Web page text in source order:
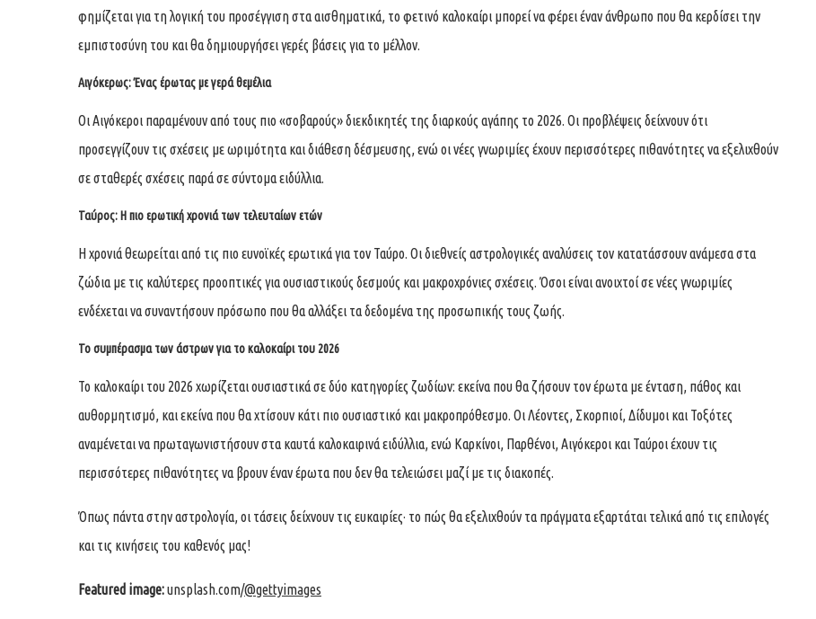
φημίζεται για τη λογική του προσέγγιση στα αισθηματικά, το φετινό καλοκαίρι μπορεί να φέρει έναν άνθρωπο που θα κερδίσει την
εμπιστοσύνη του και θα δημιουργήσει γερές βάσεις για το μέλλον.
Αιγόκερως: Ένας έρωτας με γερά θεμέλια
Οι Αιγόκεροι παραμένουν από τους πιο «σοβαρούς» διεκδικητές της διαρκούς αγάπης το 2026. Οι προβλέψεις δείχνουν ότι
προσεγγίζουν τις σχέσεις με ωριμότητα και διάθεση δέσμευσης, ενώ οι νέες γνωριμίες έχουν περισσότερες πιθανότητες να εξελιχθούν
σε σταθερές σχέσεις παρά σε σύντομα ειδύλλια.
Ταύρος: Η πιο ερωτική χρονιά των τελευταίων ετών
Η χρονιά θεωρείται από τις πιο ευνοϊκές ερωτικά για τον Ταύρο. Οι διεθνείς αστρολογικές αναλύσεις τον κατατάσσουν ανάμεσα στα
ζώδια με τις καλύτερες προοπτικές για ουσιαστικούς δεσμούς και μακροχρόνιες σχέσεις. Όσοι είναι ανοιχτοί σε νέες γνωριμίες
ενδέχεται να συναντήσουν πρόσωπο που θα αλλάξει τα δεδομένα της προσωπικής τους ζωής.
Το συμπέρασμα των άστρων για το καλοκαίρι του 2026
Το καλοκαίρι του 2026 χωρίζεται ουσιαστικά σε δύο κατηγορίες ζωδίων: εκείνα που θα ζήσουν τον έρωτα με ένταση, πάθος και
αυθορμητισμό, και εκείνα που θα χτίσουν κάτι πιο ουσιαστικό και μακροπρόθεσμο. Οι Λέοντες, Σκορπιοί, Δίδυμοι και Τοξότες
αναμένεται να πρωταγωνιστήσουν στα καυτά καλοκαιρινά ειδύλλια, ενώ Καρκίνοι, Παρθένοι, Αιγόκεροι και Ταύροι έχουν τις
περισσότερες πιθανότητες να βρουν έναν έρωτα που δεν θα τελειώσει μαζί με τις διακοπές.
Όπως πάντα στην αστρολογία, οι τάσεις δείχνουν τις ευκαιρίες· το πώς θα εξελιχθούν τα πράγματα εξαρτάται τελικά από τις επιλογές
και τις κινήσεις του καθενός μας!
Featured image:unsplash.com/@gettyimages